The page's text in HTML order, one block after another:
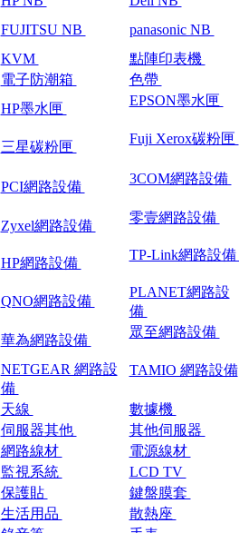
FUJITSU NB panasonic NB
KVM 點陣印表機
電子防潮箱 色帶
HP墨水匣
EPSON墨水匣
三星碳粉匣
Fuji Xerox碳粉匣
PCI網路設備
3COM網路設備
Zyxel網路設備
零壹網路設備
HP網路設備
TP-Link網路設備
QNO網路設備
PLANET網路設
備
華為網路設備
眾至網路設備
NETGEAR 網路設
備
TAMIO 網路設備
天線 數據機
伺服器其他 其他伺服器
網路線材 電源線材
監視系統 LCD TV
保護貼 鍵盤膜套
生活用品 散熱座